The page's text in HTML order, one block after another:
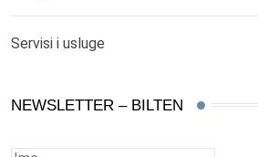
Servisi i usluge
NEWSLETTER – BILTEN